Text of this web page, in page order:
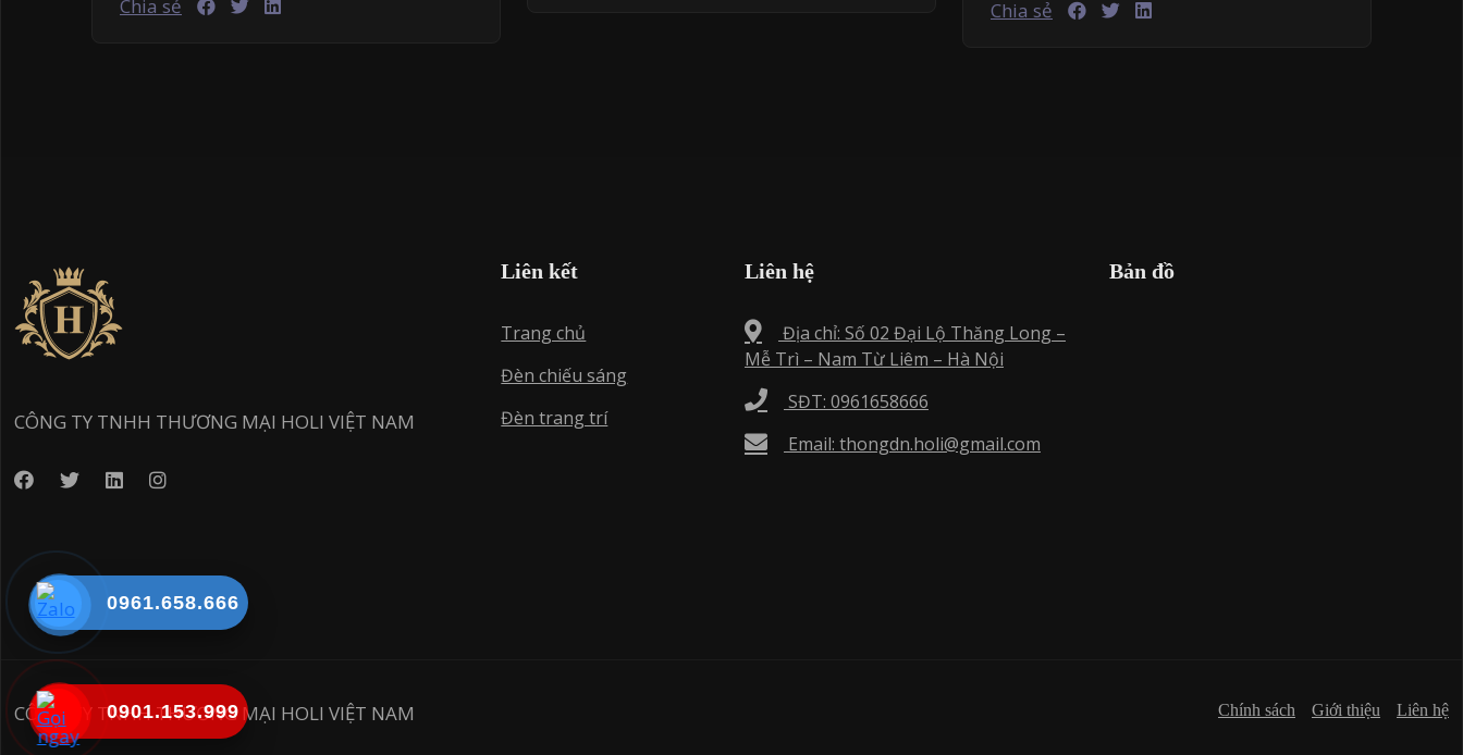
Chia sẻ Chia sẻ
CÔNG TY TNHH THƯƠNG MẠI HOLI VIỆT NAM
Liên kết
Trang chủ
Đèn chiếu sáng
Đèn trang trí
Liên hệ
Địa chỉ: Số 02 Đại Lộ Thăng Long –
Mễ Trì – Nam Từ Liêm – Hà Nội
SĐT: 0961658666
Email: thongdn.holi@gmail.com
Bản đồ
CÔNG TY TNHH THƯƠNG MẠI HOLI VIỆT NAM Chính sách Giới thiệu Liên hệ
0901.153.999
0961.658.666